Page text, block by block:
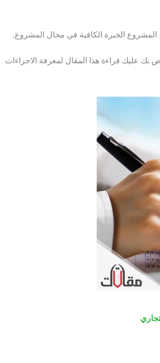
الخبرة الكافية في مجال المشروع.
بك عليك قراءة هذا المقال لمعرفة الاجراءات